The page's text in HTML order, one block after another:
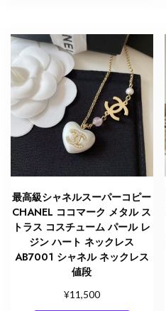
最高級シャネルスーパーコピー
CHANEL ココマーク メタル ス
トラス コスチューム パール レ
ジン ハート ネックレス
AB7001 シャネル ネックレス
値段
¥11,500